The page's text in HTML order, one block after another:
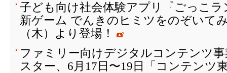
子ども向け社会体験アプリ『ごっこ
新ゲーム でんきのヒミツをのぞいて
（木）より登場！
ファミリー向けデジタルコンテンツ
スター、6月17日〜19日「コンテンツ